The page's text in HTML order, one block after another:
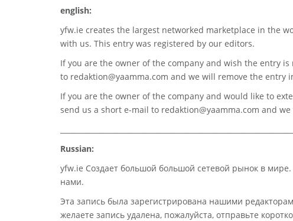
english:
yfw.ie creates the largest networked marketplace in the
with us. This entry was registered by our editors.
If you are the owner of the company and wish the entry
to redaktion@yaamma.com and we will remove the entry
If you are the owner of the company and would like to
send us a short e-mail to redaktion@yaamma.com and
Russian:
yfw.ie Создает большой большой сетевой рынок в
нами.
Эта запись была зарегистрирована нашими
желаете запись удалена, пожалуйста, отправьте